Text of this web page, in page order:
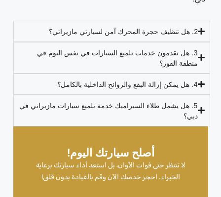
أصلح سيارتك اليوم!
لا تنتظر حتى فوات الأوان، بل استعد أداء سيارتك برعاية
الخبراء. احجز خدمتك الآن وقم بالقيادة بدون قلق!
2. هل تنظيف حجرة المحرك آمن لسيارتي مازيراتي؟
3. هل تقدمون خدمات تلميع السيارات في نفس اليوم في
منطقة القوز؟
4. هل يمكن إزالة البقع والروائح الداخلية بالكامل؟
5. هل يشمل طلاء السيراميك خدمة تلميع سيارات مازيراتي في
دبي؟